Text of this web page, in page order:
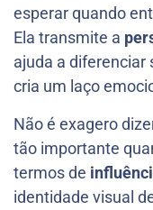
esperar quando
Ela transmite a
ajuda a diferenciar
cria um laço
Não é exagero
tão importante
termos de
identidade visual